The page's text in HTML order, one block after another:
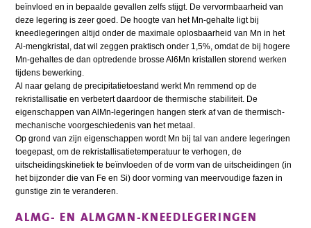
beïnvloed en in bepaalde gevallen zelfs stijgt. De vervormbaarheid van
deze legering is zeer goed. De hoogte van het Mn-gehalte ligt bij
kneedlegeringen altijd onder de maximale oplosbaarheid van Mn in het
Al-mengkristal, dat wil zeggen praktisch onder 1,5%, omdat de bij hogere
Mn-gehaltes de dan optredende brosse Al6Mn kristallen storend werken
tijdens bewerking.
Al naar gelang de precipitatietoestand werkt Mn remmend op de
rekristallisatie en verbetert daardoor de thermische stabiliteit. De
eigenschappen van AlMn-legeringen hangen sterk af van de thermisch-
mechanische voorgeschiedenis van het metaal.
Op grond van zijn eigenschappen wordt Mn bij tal van andere legeringen
toegepast, om de rekristallisatietemperatuur te verhogen, de
uitscheidingskinetiek te beïnvloeden of de vorm van de uitscheidingen (in
het bijzonder die van Fe en Si) door vorming van meervoudige fazen in
gunstige zin te veranderen.
ALMG- EN ALMGMN-KNEEDLEGERINGEN